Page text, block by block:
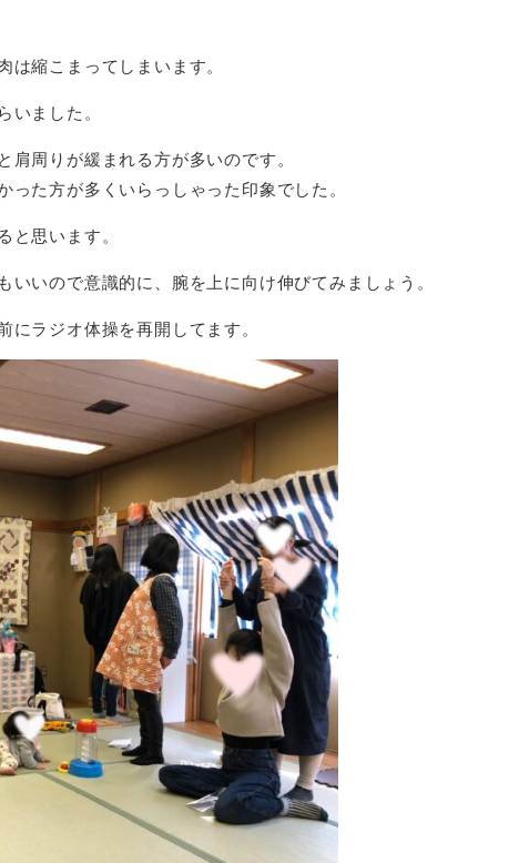
縮こまってしまいます。
ました。
周りが緩まれる方が多いのです。
た方が多くいらっしゃった印象でした。
思います。
いので意識的に、腕を上に向け伸びてみましょう。
ラジオ体操を再開してます。